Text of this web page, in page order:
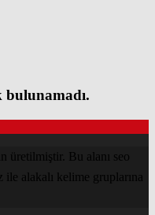
bulunamadı.
üretilmiştir. Bu alanı seo
ile alakalı kelime gruplarına